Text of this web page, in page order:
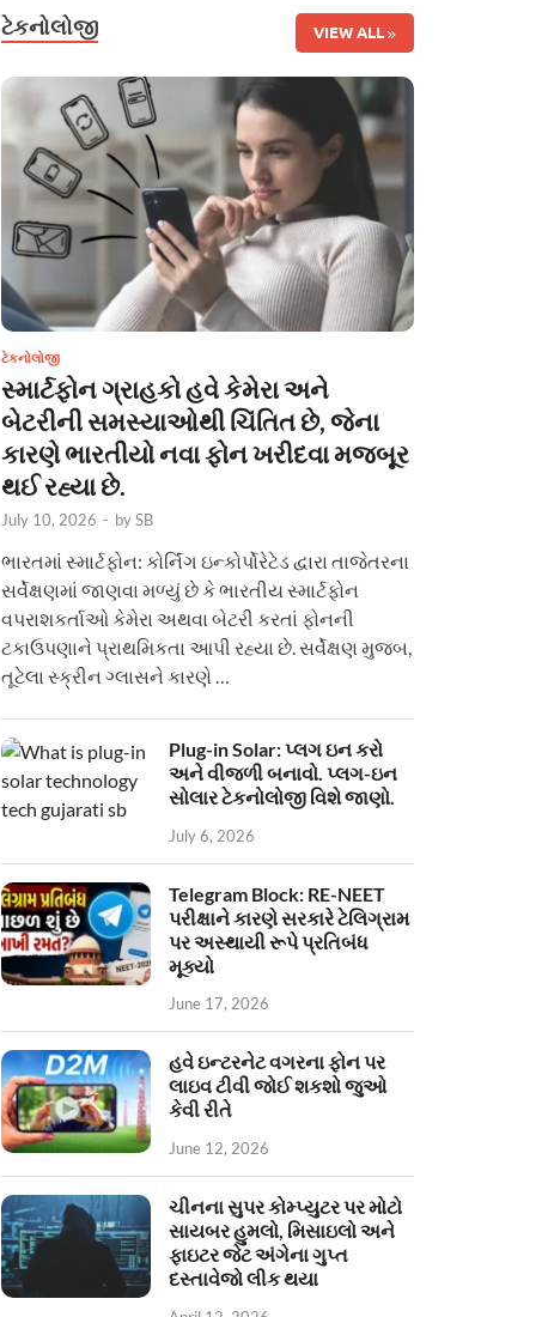
ટેકનોલોજી VIEW ALL
ટેકનોલોજી
સ્માર્ટફોન ગ્રાહકો હવે કેમેરા અને
બેટરીની સમસ્યાઓથી ચિંતિત છે, જેના
કારણે ભારતીયો નવા ફોન ખરીદવા મજબૂર
થઈ રહ્યા છે.
July 10, 2026 - bySB
ભારતમાં સ્માર્ટફોન: કોર્નિંગ ઇન્કોર્પોરેટેડ દ્વારા તાજેતરના
સર્વેક્ષણમાં જાણવા મળ્યું છે કે ભારતીય સ્માર્ટફોન
વપરાશકર્તાઓ કેમેરા અથવા બેટરી કરતાં ફોનની
ટકાઉપણાને પ્રાથમિકતા આપી રહ્યા છે. સર્વેક્ષણ મુજબ,
તૂટેલા સ્ક્રીન ગ્લાસને કારણે …
Plug-in Solar: પ્લગ ઇન કરો
અને વીજળી બનાવો. પ્લગ-ઇન
સોલાર ટેકનોલોજી વિશે જાણો.
July 6, 2026
Telegram Block: RE-NEET
પરીક્ષાને કારણે સરકારે ટેલિગ્રામ
પર અસ્થાયી રૂપે પ્રતિબંધ
મૂક્યો
June 17, 2026
હવે ઇન્ટરનેટ વગરના ફોન પર
લાઇવ ટીવી જોઈ શકશો જુઓ
કેવી રીતે
June 12, 2026
ચીનના સુપર કોમ્પ્યુટર પર મોટો
સાયબર હુમલો, મિસાઇલો અને
ફાઇટર જેટ અંગેના ગુપ્ત
દસ્તાવેજો લીક થયા